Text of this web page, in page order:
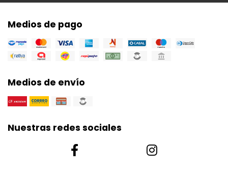
Medios de pago
Medios de envío
Nuestras redes sociales